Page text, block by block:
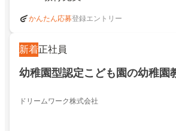
かんたん応募登録エントリー
新着正社員
幼稚園型認定こども園の幼稚園
ドリームワーク株式会社